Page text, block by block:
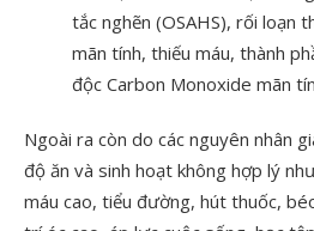
tắc nghẽn (OSAHS), rối loạn
mãn tính, thiếu máu, thành
độc Carbon Monoxide mãn
Ngoài ra còn do các nguyên nhân
độ ăn và sinh hoạt không hợp lý
máu cao, tiểu đường, hút thuốc,